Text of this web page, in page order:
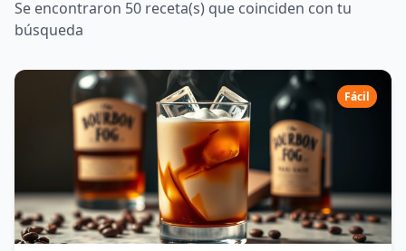
Se encontraron 50 receta(s) que coinciden con tu
búsqueda
Fácil